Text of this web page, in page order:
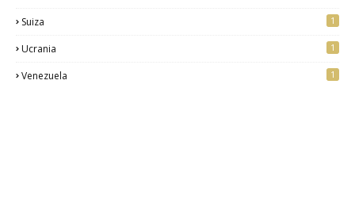
Suiza
1
Ucrania 1
Venezuela 1